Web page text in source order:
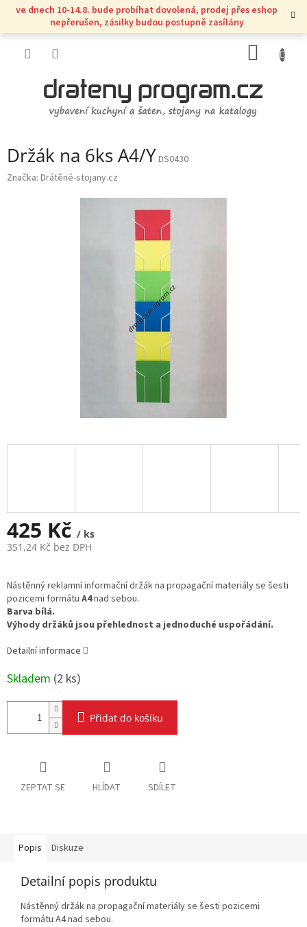
Přejít
obsah
ve dnech 10-14.8. bude probíhat dovolená, prodej přes eshop
nepřerušen, zásilky budou postupně zasílány
KOŠÍK
Držák na 6ks A4/YDS0430
Značka: Drátěné-stojany.cz
425 Kč / ks
351,24 Kč bez DPH
cena:
Nástěnný reklamní informační držák na propagační materiály se šesti
pozicemi formátu A4nad sebou.
Barva bílá.
Výhody držáků jsou přehlednost a jednoduché uspořádání.
Detailní informace
Skladem (2 ks)
Přidat do košíku
ZEPTAT SE HLÍDAT SDÍLET
Popis Diskuze
Detailní popis produktu
Nástěnný držák na propagační materiály se šesti pozicemi
formátu A4 nad sebou.